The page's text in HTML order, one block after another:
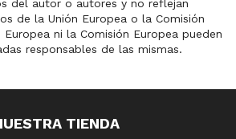
del autor o autores y no reflejan
de la Unión Europea o la Comisión
Europea ni la Comisión Europea pueden
responsables de las mismas.
TIENDA